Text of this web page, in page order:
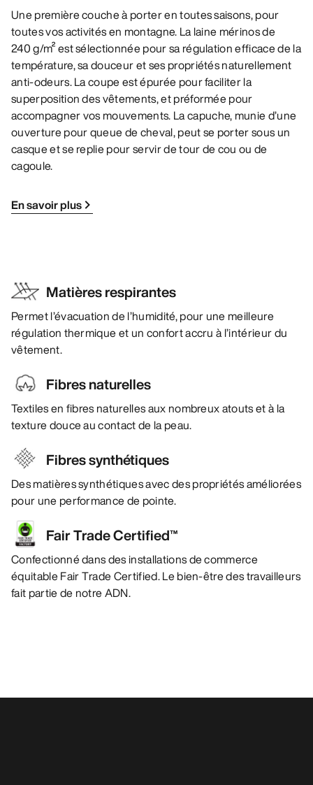
Une première couche à porter en toutes saisons, pour
toutes vos activités en montagne. La laine mérinos de
240 g/m² est sélectionnée pour sa régulation efficace de la
température, sa douceur et ses propriétés naturellement
anti-odeurs. La coupe est épurée pour faciliter la
superposition des vêtements, et préformée pour
accompagner vos mouvements. La capuche, munie d’une
ouverture pour queue de cheval, peut se porter sous un
casque et se replie pour servir de tour de cou ou de
cagoule.
En savoir plus
Matières respirantes
Permet l’évacuation de l’humidité, pour une meilleure
régulation thermique et un confort accru à l’intérieur du
vêtement.
Fibres naturelles
Textiles en fibres naturelles aux nombreux atouts et à la
texture douce au contact de la peau.
Fibres synthétiques
Des matières synthétiques avec des propriétés améliorées
pour une performance de pointe.
Fair Trade Certified™
Confectionné dans des installations de commerce
équitable Fair Trade Certified. Le bien-être des travailleurs
fait partie de notre ADN.